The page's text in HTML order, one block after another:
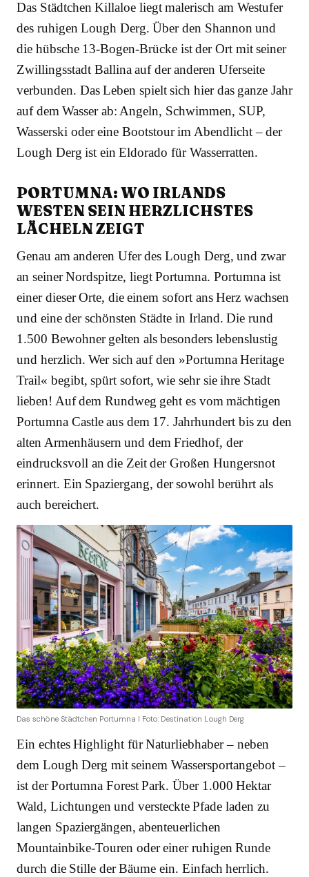
Das Städtchen Killaloe liegt malerisch am Westufer
des ruhigen Lough Derg. Über den Shannon und
die hübsche 13-Bogen-Brücke ist der Ort mit seiner
Zwillingsstadt Ballina auf der anderen Uferseite
verbunden. Das Leben spielt sich hier das ganze Jahr
auf dem Wasser ab: Angeln, Schwimmen, SUP,
Wasserski oder eine Bootstour im Abendlicht – der
Lough Derg ist ein Eldorado für Wasserratten.
PORTUMNA: WO IRLANDS
WESTEN SEIN HERZLICHSTES
LÄCHELN ZEIGT
Genau am anderen Ufer des Lough Derg, und zwar
an seiner Nordspitze, liegt Portumna. Portumna ist
einer dieser Orte, die einem sofort ans Herz wachsen
und eine der schönsten Städte in Irland. Die rund
1.500 Bewohner gelten als besonders lebenslustig
und herzlich. Wer sich auf den »Portumna Heritage
Trail« begibt, spürt sofort, wie sehr sie ihre Stadt
lieben! Auf dem Rundweg geht es vom mächtigen
Portumna Castle aus dem 17. Jahrhundert bis zu den
alten Armenhäusern und dem Friedhof, der
eindrucksvoll an die Zeit der Großen Hungersnot
erinnert. Ein Spaziergang, der sowohl berührt als
auch bereichert.
Das schöne Städtchen Portumna I Foto: Destination Lough Derg
Ein echtes Highlight für Naturliebhaber – neben
dem Lough Derg mit seinem Wassersportangebot –
ist der Portumna Forest Park. Über 1.000 Hektar
Wald, Lichtungen und versteckte Pfade laden zu
langen Spaziergängen, abenteuerlichen
Mountainbike-Touren oder einer ruhigen Runde
durch die Stille der Bäume ein. Einfach herrlich.